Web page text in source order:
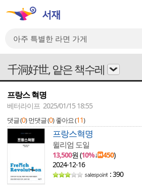
千洞好世, 얕은 책수레
프랑스 혁명
베터라이프 2025/01/15 18:55
댓글 (0) 먼댓글 (0) 좋아요 (11)
프랑스혁명
윌리엄 도일
13,500원 (10%↓ 450)
2024-12-16
: 390